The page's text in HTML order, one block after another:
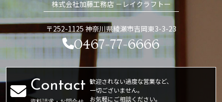
株式会社加藤工務店 －レイクラフトー
〒252-1125 神奈川県綾瀬市吉岡東3-3-23
0467-77-6666
歓迎されない過度な営業など、
一切ございません。
お気軽にご相談ください。